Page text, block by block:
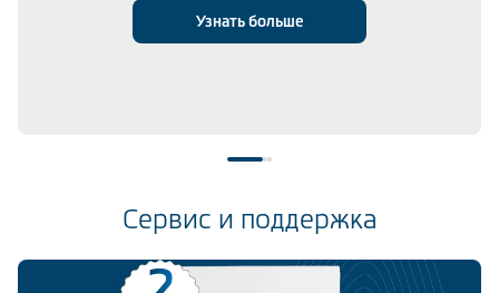
Узнать больше
Сервис и поддержка